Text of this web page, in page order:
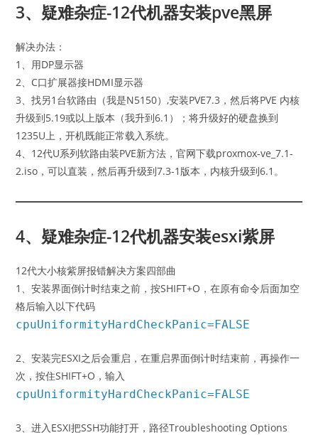
3、疑难杂症-12代机器安装pve黑屏
解决办法：
1、用DP显示器
2、C口扩展器接HDMI显示器
3、找另1台软路由（我是N5150）,安装PVE7.3，然后将PVE 内核
升级到5.19或以上版本（我升到6.1）；将升级好的硬盘换到
1235U上，开机既能正常载入系统。
4、12代U系列软路由装PVE新方法，官网下载proxmox-ve_7.1-
2.iso，可以直装，然后再升级到7.3-1版本，内核升级到6.1。
4、疑难杂症-12代机器安装esxi紫屏
12代大小核紫屏报错解决方案四部曲
1、安装界面倒计时结束之前，按SHIFT+O，在原有命令后面加空
格后输入以下代码
cpuUniformityHardCheckPanic=FALSE
2、安装完ESXI之后会重启，在重启界面倒计时结束前，再操作一
次，按住SHIFT+O，输入
cpuUniformityHardCheckPanic=FALSE
3、进入ESXI把SSH功能打开，路径Troubleshooting Options